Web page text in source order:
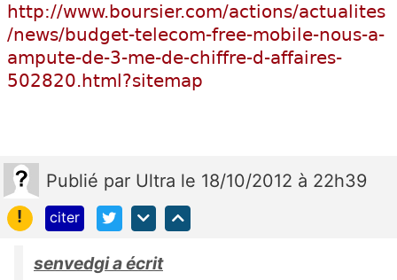
http://www.boursier.com/actions/actualites
/news/budget-telecom-free-mobile-nous-a-
ampute-de-3-me-de-chiffre-d-affaires-
502820.html?sitemap
Publié par Ultra le 18/10/2012 à 22h39
!
citer
senvedgi a écrit